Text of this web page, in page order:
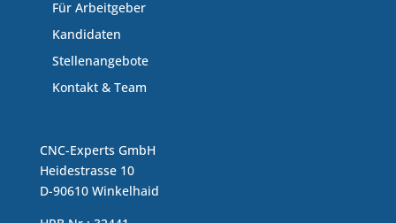
Für Arbeitgeber
Kandidaten
Stellenangebote
Kontakt & Team
CNC-Experts GmbH
Heidestrasse 10
D-90610 Winkelhaid